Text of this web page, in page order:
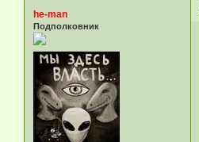
he-man
Подполковник